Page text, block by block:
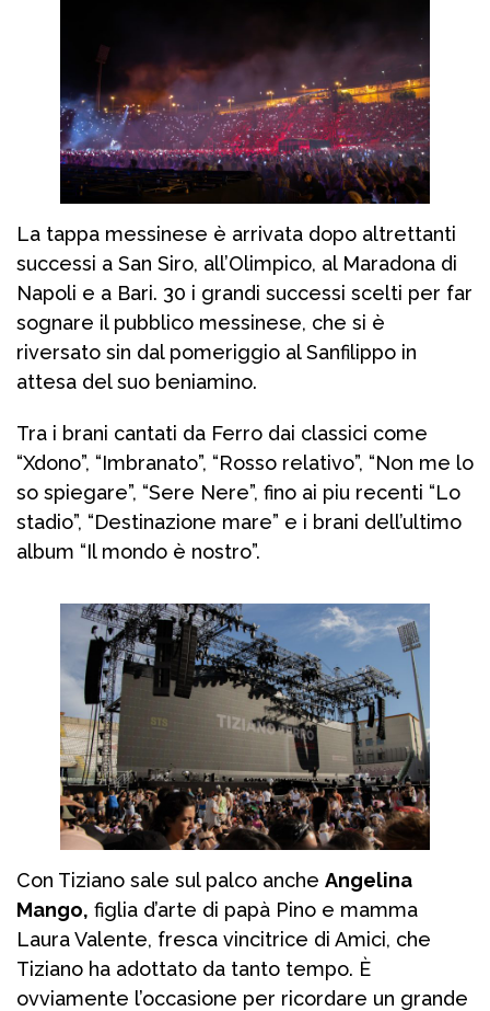
La tappa messinese è arrivata dopo altrettanti
successi a San Siro, all’Olimpico, al Maradona di
Napoli e a Bari. 30 i grandi successi scelti per far
sognare il pubblico messinese, che si è
riversato sin dal pomeriggio al Sanfilippo in
attesa del suo beniamino.
Tra i brani cantati da Ferro dai classici come
“Xdono”, “Imbranato”, “Rosso relativo”, “Non me lo
so spiegare”, “Sere Nere”, fino ai piu recenti “Lo
stadio”, “Destinazione mare” e i brani dell’ultimo
album “Il mondo è nostro”.
Con Tiziano sale sul palco anche Angelina
Mango, figlia d’arte di papà Pino e mamma
Laura Valente, fresca vincitrice di Amici, che
Tiziano ha adottato da tanto tempo. È
ovviamente l’occasione per ricordare un grande